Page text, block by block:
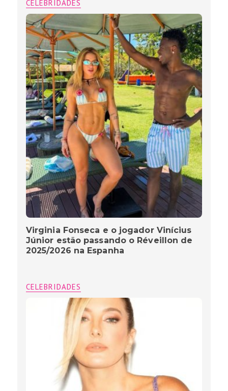
CELEBRIDADES
Virginia Fonseca e o jogador Vinícius
Júnior estão passando o Réveillon de
2025/2026 na Espanha
CELEBRIDADES